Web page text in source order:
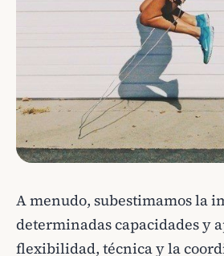
A menudo, subestimamos la
determinadas capacidades y
flexibilidad, técnica y la